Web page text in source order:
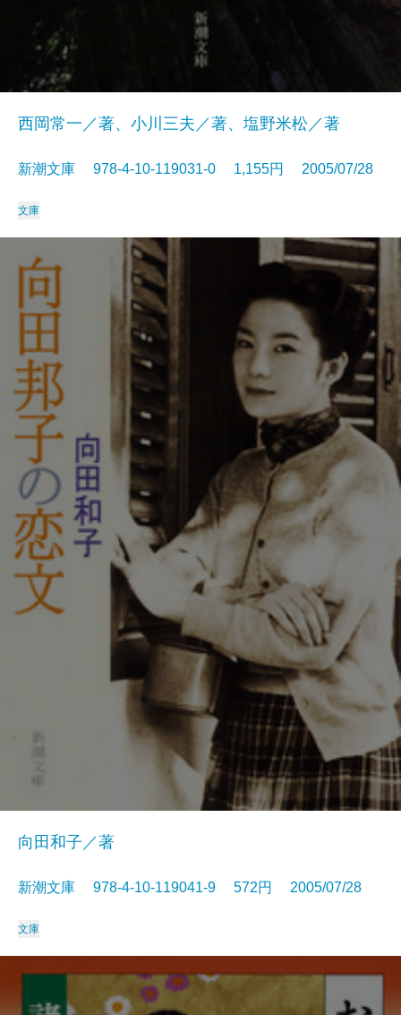
西岡常一／著、小川三夫／著、塩野米松／著
新潮文庫 978-4-10-119031-0 1,155円 2005/07/28
文庫
向田和子／著
新潮文庫 978-4-10-119041-9 572円 2005/07/28
文庫